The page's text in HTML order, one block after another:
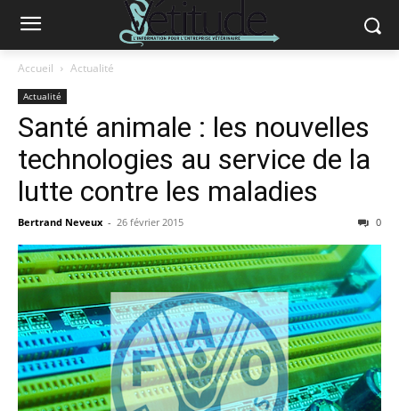
Accueil Actualité
Actualité
Santé animale : les nouvelles
technologies au service de la
lutte contre les maladies
Bertrand Neveux - 26 février 2015 0